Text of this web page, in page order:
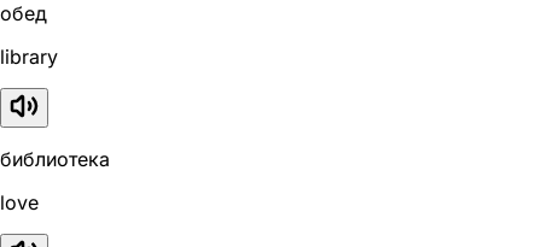
обед
library
библиотека
love